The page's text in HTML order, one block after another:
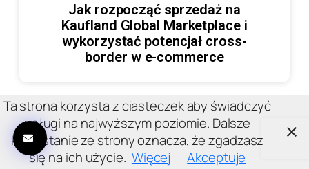
Jak rozpocząć sprzedaż na
Kaufland Global Marketplace i
wykorzystać potencjał cross-
border w e-commerce
Ta strona korzysta z ciasteczek aby świadczyć
usługi na najwyższym poziomie. Dalsze
korzystanie ze strony oznacza, że zgadzasz
się na ich użycie. Więcej Akceptuje